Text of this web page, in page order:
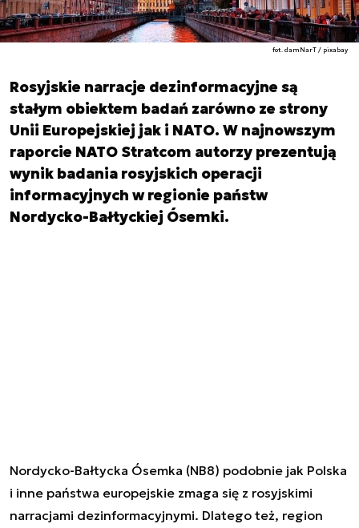
fot. damNarT / pixabay
Rosyjskie narracje dezinformacyjne są
stałym obiektem badań zarówno ze strony
Unii Europejskiej jak i NATO. W najnowszym
raporcie NATO Stratcom autorzy prezentują
wynik badania rosyjskich operacji
informacyjnych w regionie państw
Nordycko-Bałtyckiej Ósemki.
Nordycko-Bałtycka Ósemka (NB8) podobnie jak Polska
i inne państwa europejskie zmaga się z rosyjskimi
narracjami dezinformacyjnymi. Dlatego też, region